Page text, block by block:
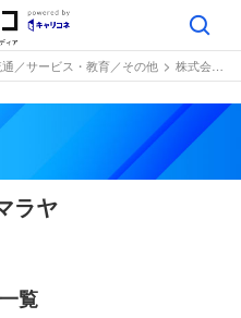
／サービス・教育／その他 株式会社 ヒマラヤ
ラヤ
覧